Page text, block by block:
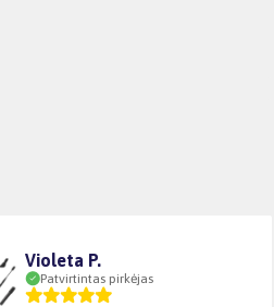
Violeta P.
Patvirtintas pirkėjas